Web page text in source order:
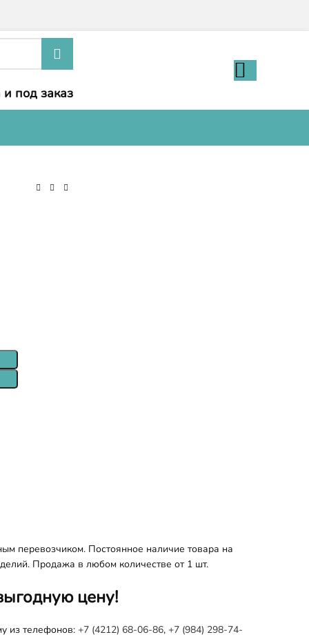
под заказ
перевозчиком. Постоянное наличие товара на
Продажа в любом количестве от 1 шт.
цену!
из телефонов: +7 (4212) 68-06-86, +7 (984) 298-74-